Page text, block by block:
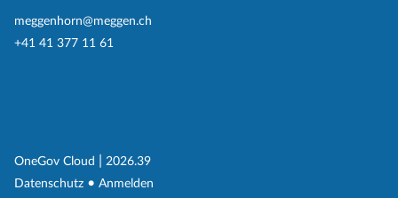
meggenhorn@meggen.ch
+41 41 377 11 61
OneGov Cloud (External Link)
2026.39
Datenschutz (External Link)
Anmelden